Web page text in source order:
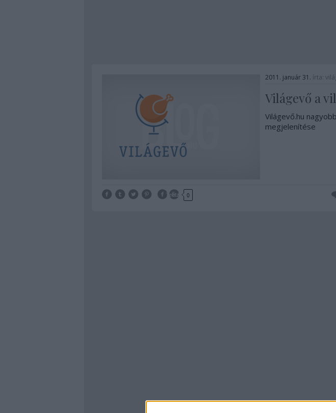
2011. január 31. írta:
Világevő a
Világevő.hu
megjelenítése
Tetszik 0